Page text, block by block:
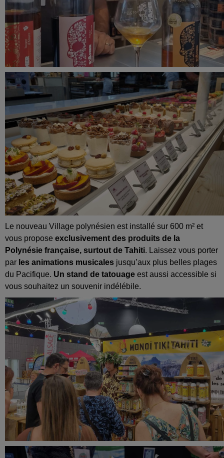
Le nouveau Village polynésien est installé sur 600 m² et
vous propose exclusivement des produits de la
Polynésie française, surtout de Tahiti. Laissez vous porter
par les animations musicales jusqu’aux plus belles plages
du Pacifique. Un stand de tatouage est aussi accessible si
vous souhaitez un souvenir indélébile.